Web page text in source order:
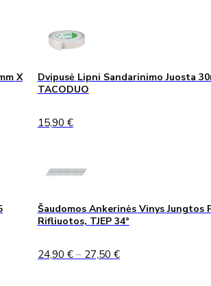
X
Dvipusė Lipni Sandarinimo Juosta
TACODUO
15,90 €
Šaudomos Ankerinės Vinys Jungtos
Rifliuotos, TJEP 34°
24,90 € – 27,50 €Price